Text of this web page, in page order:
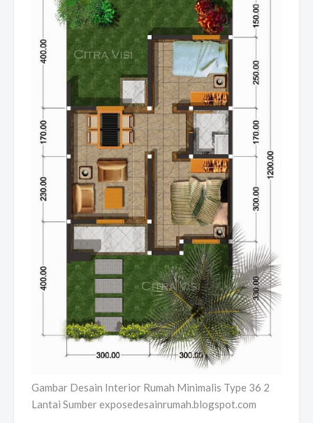
Gambar Desain Interior Rumah Minimalis Type 36 2
Lantai Sumber exposedesainrumah.blogspot.com